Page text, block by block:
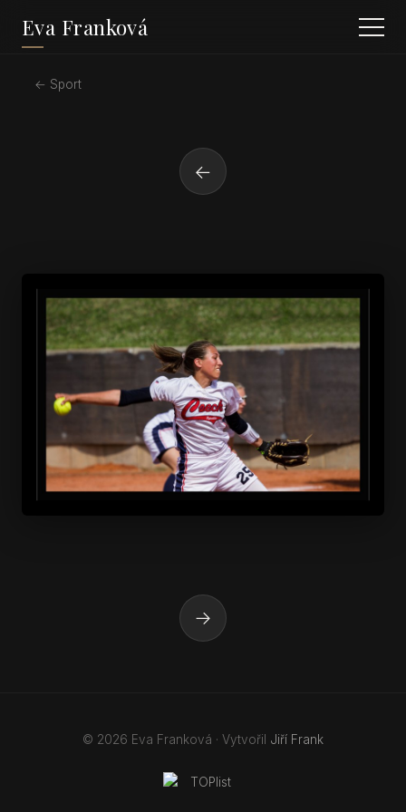
Eva Franková
← Sport
←
→
© 2026 Eva Franková · Vytvořil Jiří Frank